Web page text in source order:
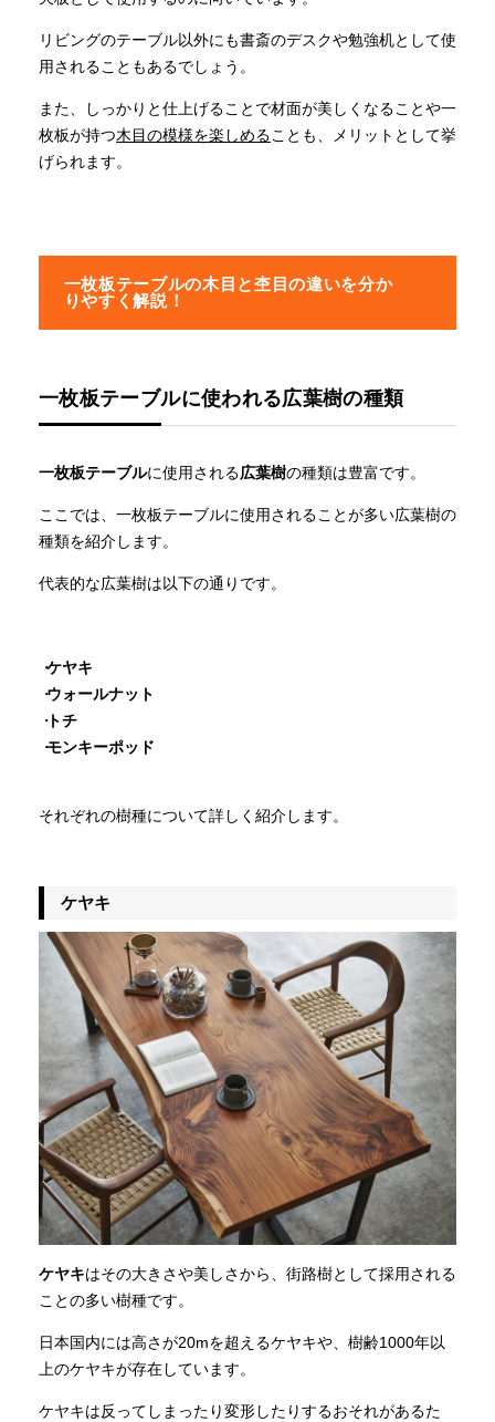
リビングのテーブル以外にも書斎のデスクや勉強机として使
用されることもあるでしょう。
また、しっかりと仕上げることで材面が美しくなることや一
枚板が持つ木目の模様を楽しめることも、メリットとして挙
げられます。
一枚板テーブルの木目と杢目の違いを分か
りやすく解説！
一枚板テーブルに使われる広葉樹の種類
一枚板テーブルに使用される広葉樹の種類は豊富です。
ここでは、一枚板テーブルに使用されることが多い広葉樹の
種類を紹介します。
代表的な広葉樹は以下の通りです。
ケヤキ
ウォールナット
トチ
モンキーポッド
それぞれの樹種について詳しく紹介します。
ケヤキ
ケヤキはその大きさや美しさから、街路樹として採用される
ことの多い樹種です。
日本国内には高さが20mを超えるケヤキや、樹齢1000年以
上のケヤキが存在しています。
ケヤキは反ってしまったり変形したりするおそれがあるた